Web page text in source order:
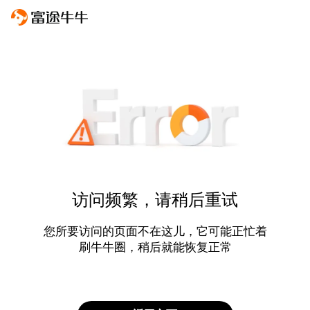
访问频繁，请稍后重试
您所要访问的页面不在这儿，它可能正忙着
刷牛牛圈，稍后就能恢复正常